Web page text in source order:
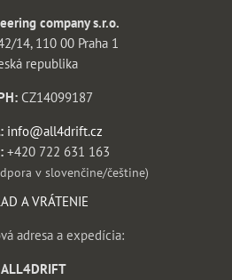
company s.r.o.
14, 110 00 Praha 1
republika
CZ14099187
info@all4drift.cz
+420 722 631 163
v slovenčine/češtine)
A VRÁTENIE
adresa a expedícia:
ALL4DRIFT